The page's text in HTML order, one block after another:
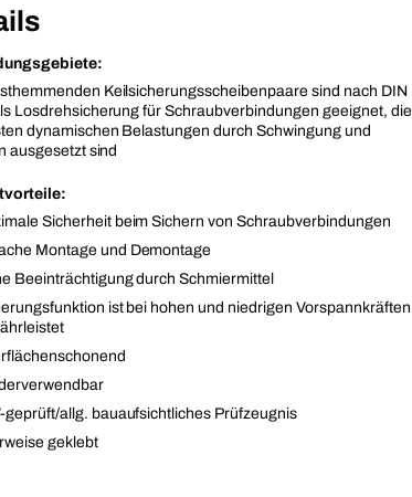
Keilsicherungsscheibenpaare sind nach DIN
Losdrehsicherung für Schraubverbindungen geeignet, die
dynamischen Belastungen durch Schwingung und
ausgesetzt sind
Sicherheit beim Sichern von Schraubverbindungen
Montage und Demontage
Beeinträchtigung durch Schmiermittel
ist bei hohen und niedrigen Vorspannkräften
geprüft/allg. bauaufsichtliches Prüfzeugnis
geklebt